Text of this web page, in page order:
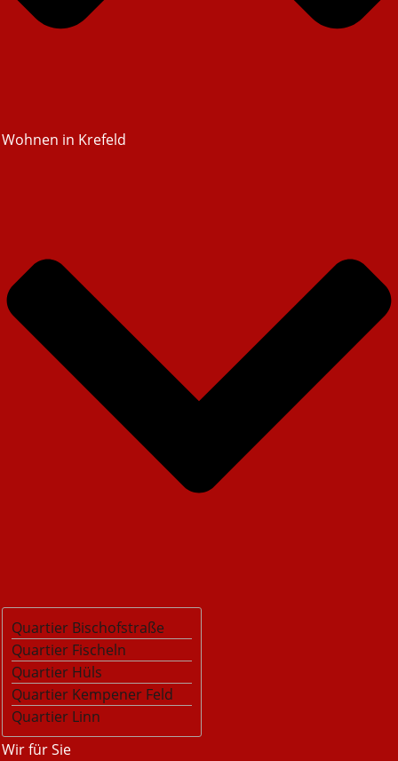
Wohnen in Krefeld
Quartier Bischofstraße
Quartier Fischeln
Quartier Hüls
Quartier Kempener Feld
Quartier Linn
Wir für Sie